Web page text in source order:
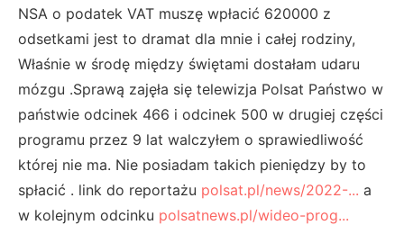
NSA o podatek VAT muszę wpłacić 620000 z
odsetkami jest to dramat dla mnie i całej rodziny,
Właśnie w środę między świętami dostałam udaru
mózgu .Sprawą zajęła się telewizja Polsat Państwo w
państwie odcinek 466 i odcinek 500 w drugiej części
programu przez 9 lat walczyłem o sprawiedliwość
której nie ma. Nie posiadam takich pieniędzy by to
spłacić . link do reportażu polsat.pl/news/2022-... a
w kolejnym odcinku polsatnews.pl/wideo-prog...